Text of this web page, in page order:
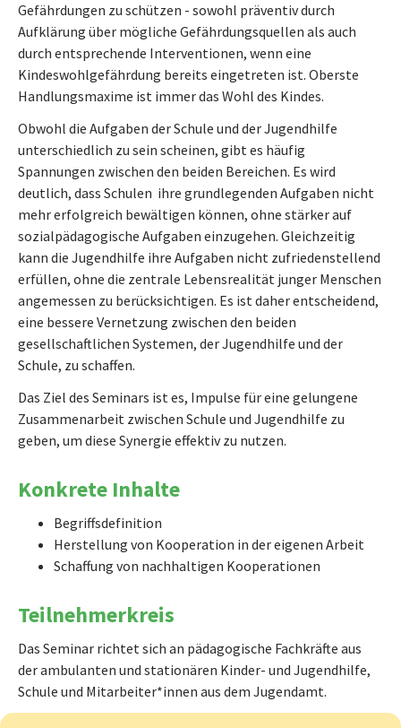
Gefährdungen zu schützen - sowohl präventiv durch
Aufklärung über mögliche Gefährdungsquellen als auch
durch entsprechende Interventionen, wenn eine
Kindeswohlgefährdung bereits eingetreten ist. Oberste
Handlungsmaxime ist immer das Wohl des Kindes.
Obwohl die Aufgaben der Schule und der Jugendhilfe
unterschiedlich zu sein scheinen, gibt es häufig
Spannungen zwischen den beiden Bereichen. Es wird
deutlich, dass Schulen ihre grundlegenden Aufgaben nicht
mehr erfolgreich bewältigen können, ohne stärker auf
sozialpädagogische Aufgaben einzugehen. Gleichzeitig
kann die Jugendhilfe ihre Aufgaben nicht zufriedenstellend
erfüllen, ohne die zentrale Lebensrealität junger Menschen
angemessen zu berücksichtigen. Es ist daher entscheidend,
eine bessere Vernetzung zwischen den beiden
gesellschaftlichen Systemen, der Jugendhilfe und der
Schule, zu schaffen.
Das Ziel des Seminars ist es, Impulse für eine gelungene
Zusammenarbeit zwischen Schule und Jugendhilfe zu
geben, um diese Synergie effektiv zu nutzen.
Konkrete Inhalte
Begriffsdefinition
Herstellung von Kooperation in der eigenen Arbeit
Schaffung von nachhaltigen Kooperationen
Teilnehmerkreis
Das Seminar richtet sich an pädagogische Fachkräfte aus
der ambulanten und stationären Kinder- und Jugendhilfe,
Schule und Mitarbeiter*innen aus dem Jugendamt.